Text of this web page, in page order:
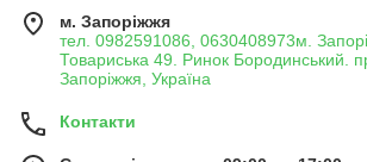
м. Запоріжжя
тел. 0982591086, 0630408973м.
Товариська 49. Ринок Бородинський.
Запоріжжя, Україна
Контакти